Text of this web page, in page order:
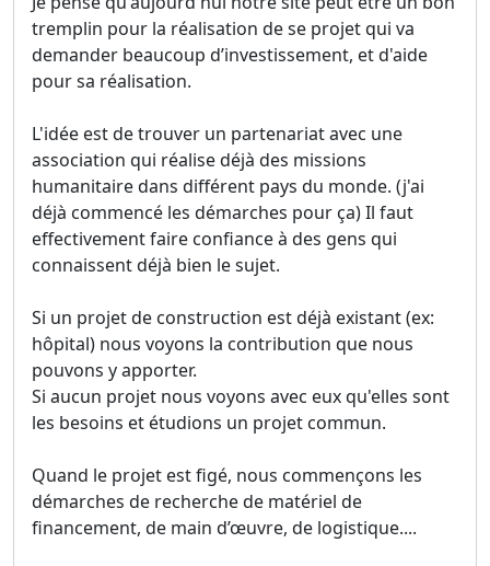
tremplin pour la réalisation de se projet qui va
demander beaucoup d’investissement, et d'aide
pour sa réalisation.
L'idée est de trouver un partenariat avec une
association qui réalise déjà des missions
humanitaire dans différent pays du monde. (j'ai
déjà commencé les démarches pour ça) Il faut
effectivement faire confiance à des gens qui
connaissent déjà bien le sujet.
Si un projet de construction est déjà existant (ex:
hôpital) nous voyons la contribution que nous
pouvons y apporter.
Si aucun projet nous voyons avec eux qu'elles sont
les besoins et étudions un projet commun.
Quand le projet est figé, nous commençons les
démarches de recherche de matériel de
financement, de main d’œuvre, de logistique....